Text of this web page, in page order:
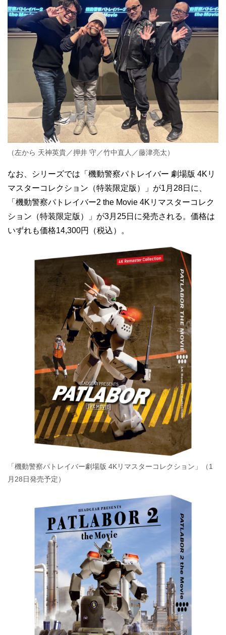
（左から 天神英貴／押井 守／竹中直人／藤津亮太）
なお、シリーズでは「機動警察パトレイバー 劇場版 4Kリ
マスターコレクション（特装限定版）」が1月28日に、
「機動警察パトレイバー2 the Movie 4Kリマスターコレク
ション（特装限定版）」が3月25日に発売される。価格は
いずれも価格14,300円（税込）。
「機動警察パトレイバー劇場版 4Kリマスターコレクション」（1
月28日発売予定）